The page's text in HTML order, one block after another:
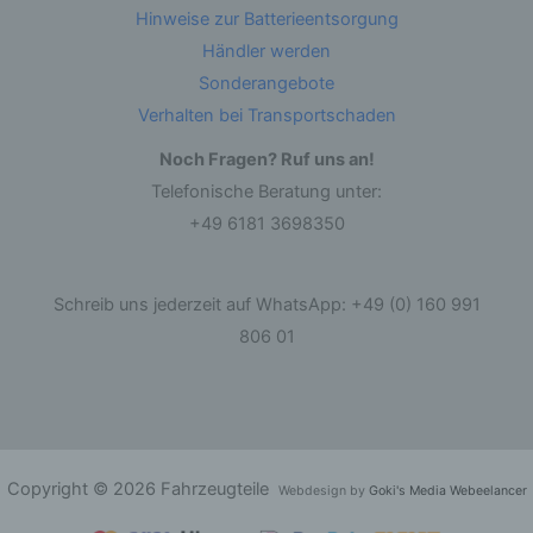
Hinweise zur Batterieentsorgung
Händler werden
Sonderangebote
Verhalten bei Transportschaden
Noch Fragen? Ruf uns an!
Telefonische Beratung unter:
+49 6181 3698350
Schreib uns jederzeit auf WhatsApp: +49 (0) 160 991
806 01
Copyright © 2026 Fahrzeugteile Webdesign by Goki's Media Webeelancer
oder die Verknüpfung, die Einschränkung, das
Löschen oder die Vernichtung.
d) Einschränkung der Verarbeitung
Einschränkung der Verarbeitung ist die
Markierung gespeicherter personenbezogener
Daten mit dem Ziel, ihre künftige Verarbeitung
einzuschränken.
Profiling ist jede Art der automatisierten
Vorlieben, Interessen, Zuverlässigkeit, Verhalten,
natürlichen Person zu analysieren oder